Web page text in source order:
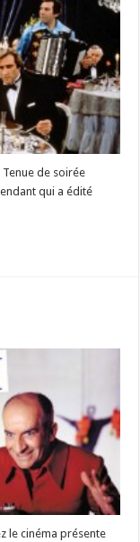
de soirée
qui a édité
le cinéma présente